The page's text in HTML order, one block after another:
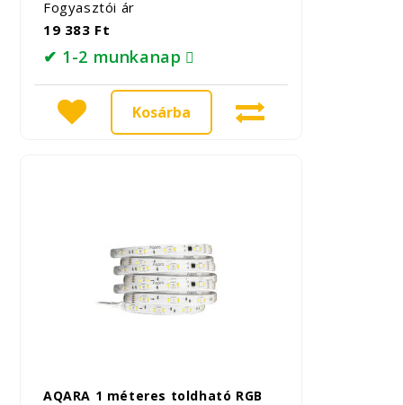
Fogyasztói ár
19 383 Ft
✔ 1-2 munkanap
Kosárba
AQARA 1 méteres toldható RGB